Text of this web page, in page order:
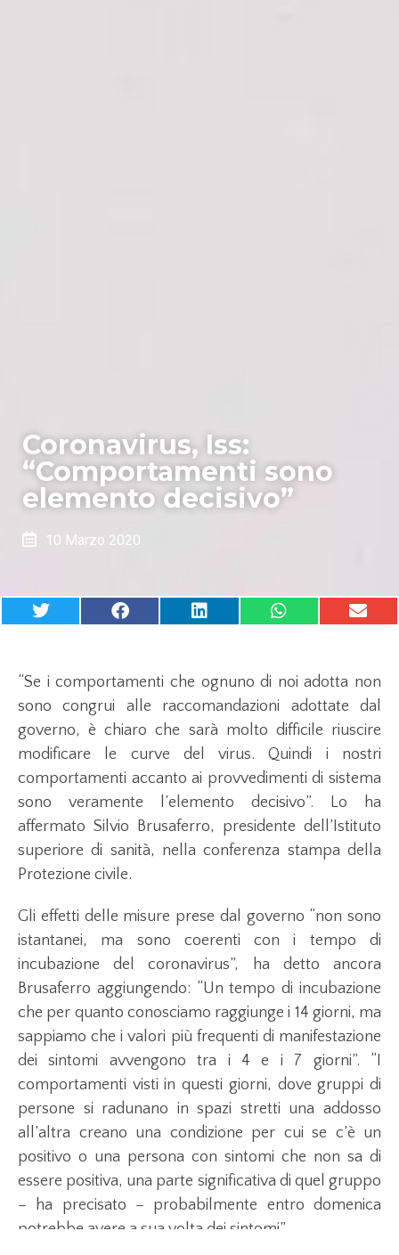
Coronavirus, Iss:
“Comportamenti sono
elemento decisivo”
10 Marzo 2020
“Se i comportamenti che ognuno di noi adotta non
sono congrui alle raccomandazioni adottate dal
governo, è chiaro che sarà molto difficile riuscire
modificare le curve del virus. Quindi i nostri
comportamenti accanto ai provvedimenti di sistema
sono veramente l’elemento decisivo”. Lo ha
affermato Silvio Brusaferro, presidente dell’Istituto
superiore di sanità, nella conferenza stampa della
Protezione civile.
Gli effetti delle misure prese dal governo “non sono
istantanei, ma sono coerenti con i tempo di
incubazione del coronavirus”, ha detto ancora
Brusaferro aggiungendo: “Un tempo di incubazione
che per quanto conosciamo raggiunge i 14 giorni, ma
sappiamo che i valori più frequenti di manifestazione
dei sintomi avvengono tra i 4 e i 7 giorni”. “I
comportamenti visti in questi giorni, dove gruppi di
persone si radunano in spazi stretti una addosso
all’altra creano una condizione per cui se c’è un
positivo o una persona con sintomi che non sa di
essere positiva, una parte significativa di quel gruppo
– ha precisato – probabilmente entro domenica
potrebbe avere a sua volta dei sintomi”.